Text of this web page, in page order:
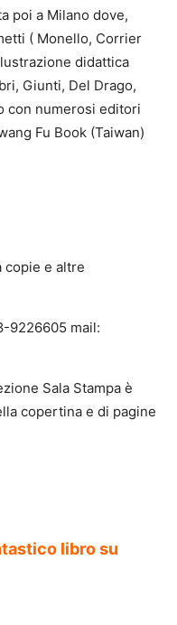
poi a Milano dove,
( Monello, Corrier
didattica
Giunti, Del Drago,
con numerosi editori
Fu Book (Taiwan)
copie e altre
9226605 mail:
Sala Stampa è
copertina e di pagine
librosu